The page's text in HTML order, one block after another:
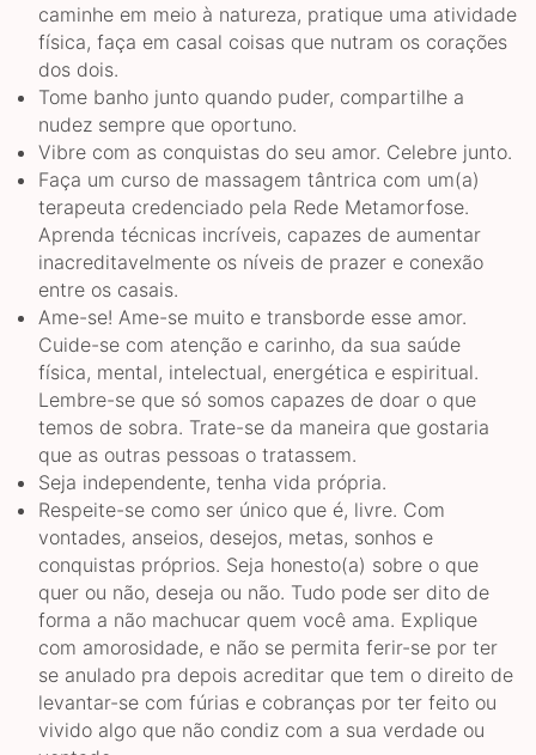
caminhe em meio à natureza, pratique uma atividade
física, faça em casal coisas que nutram os corações
dos dois.
Tome banho junto quando puder, compartilhe a
nudez sempre que oportuno.
Vibre com as conquistas do seu amor. Celebre junto.
Faça um curso de massagem tântrica com um(a)
terapeuta credenciado pela Rede Metamorfose.
Aprenda técnicas incríveis, capazes de aumentar
inacreditavelmente os níveis de prazer e conexão
entre os casais.
Ame-se! Ame-se muito e transborde esse amor.
Cuide-se com atenção e carinho, da sua saúde
física, mental, intelectual, energética e espiritual.
Lembre-se que só somos capazes de doar o que
temos de sobra. Trate-se da maneira que gostaria
que as outras pessoas o tratassem.
Seja independente, tenha vida própria.
Respeite-se como ser único que é, livre. Com
vontades, anseios, desejos, metas, sonhos e
conquistas próprios. Seja honesto(a) sobre o que
quer ou não, deseja ou não. Tudo pode ser dito de
forma a não machucar quem você ama. Explique
com amorosidade, e não se permita ferir-se por ter
se anulado pra depois acreditar que tem o direito de
levantar-se com fúrias e cobranças por ter feito ou
vivido algo que não condiz com a sua verdade ou